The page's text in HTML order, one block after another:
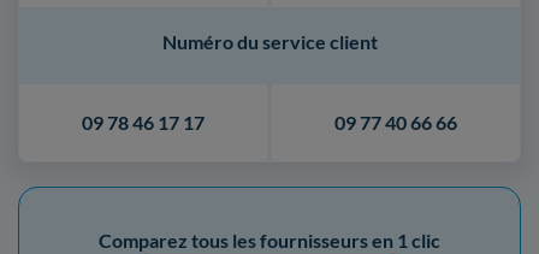
09 78 46 17 17
Numéro du service client
09 77 40 66 66
Comparez tous les fournisseurs en 1 clic